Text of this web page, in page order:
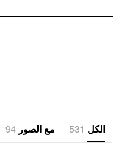
الكل 531 مع الصور 94